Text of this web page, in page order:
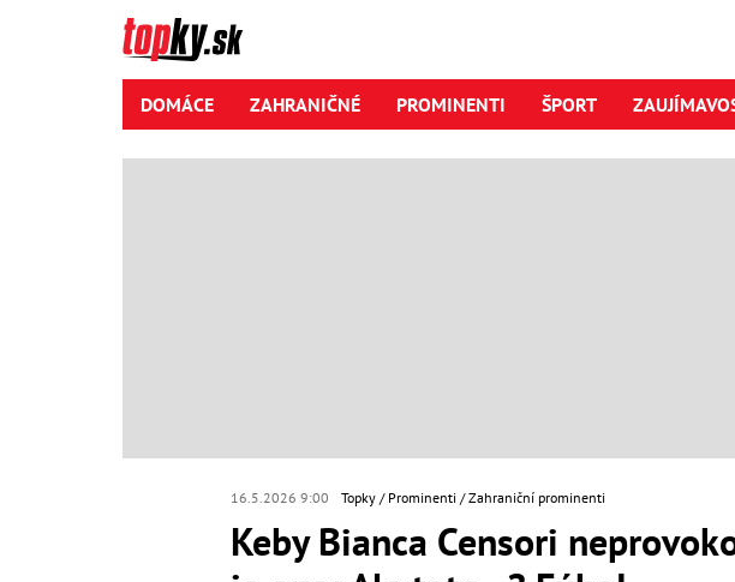
DOMÁCE ZAHRANIČNÉ PROMINENTI ŠPORT
16.5.2026 9:00 Topky Prominenti Zahraniční prominenti
Keby Bianca Censori